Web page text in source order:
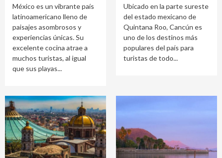
México es un vibrante país
latinoamericano lleno de
paisajes asombrosos y
experiencias únicas. Su
excelente cocina atrae a
muchos turistas, al igual
que sus playas...
Ubicado en la parte sureste
del estado mexicano de
Quintana Roo, Cancún es
uno de los destinos más
populares del país para
turistas de todo...